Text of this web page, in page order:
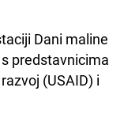
Dani maline
predstavnicima
(USAID) i